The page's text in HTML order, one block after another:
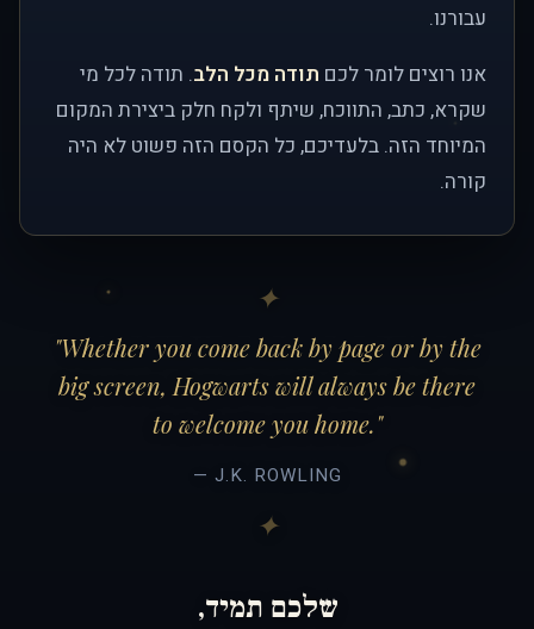
עבורנו.
אנו רוצים לומר לכם תודה מכל הלב. תודה לכל מי
שקרא, כתב, התווכח, שיתף ולקח חלק ביצירת המקום
המיוחד הזה. בלעדיכם, כל הקסם הזה פשוט לא היה
קורה.
"Whether you come back by page or by the
big screen, Hogwarts will always be there
to welcome you home."
— J.K. ROWLING
שלכם תמיד,